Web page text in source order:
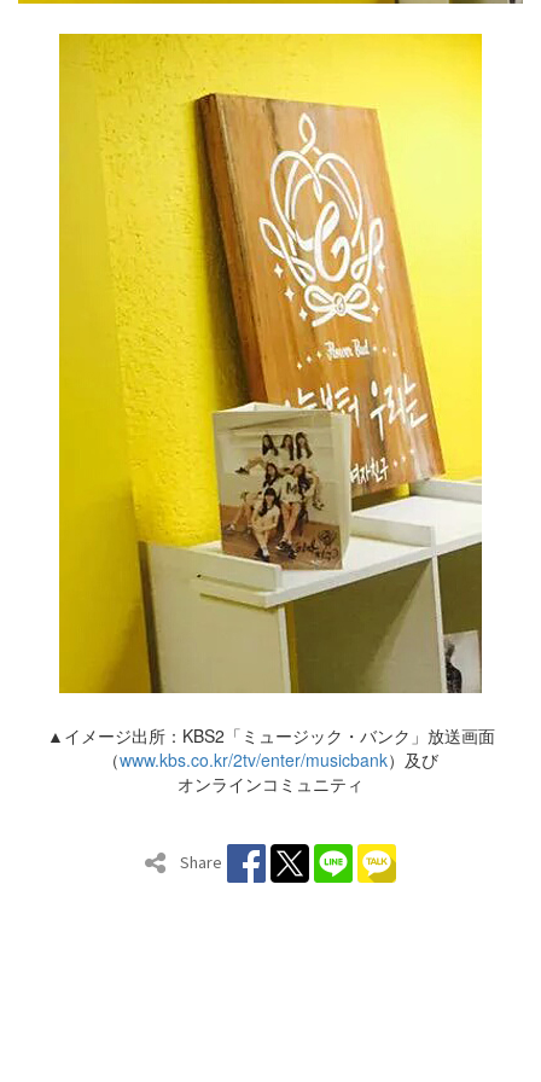
▲イメージ出所：KBS2「ミュージック・バンク」放送画面
（www.kbs.co.kr/2tv/enter/musicbank）及び
オンラインコミュニティ
Share